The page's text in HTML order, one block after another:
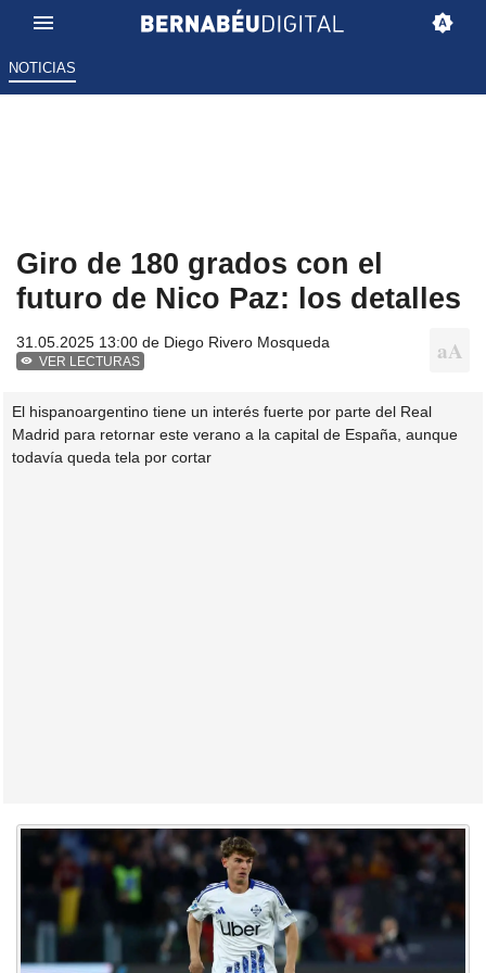
NOTICIAS
Giro de 180 grados con el
futuro de Nico Paz: los detalles
31.05.2025 13:00 de Diego Rivero Mosqueda
VER LECTURAS
El hispanoargentino tiene un interés fuerte por parte del Real
Madrid para retornar este verano a la capital de España, aunque
todavía queda tela por cortar